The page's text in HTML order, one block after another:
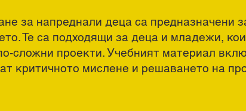
за напреднали деца са предназначени
Те са подходящи за деца и младежи,
сложни проекти. Учебният материал
критичното мислене и решаването на